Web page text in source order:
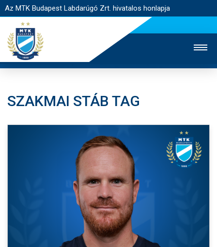
Az MTK Budapest Labdarúgó Zrt. hivatalos honlapja
STADION
EGYESÜLET
KAPCSOLAT
NYITÓLAP
HÍREK
CSAPATOK
MÉRKŐZÉSEK
SZAKMAI STÁB TAG